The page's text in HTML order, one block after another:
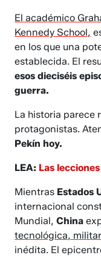
El académico
Kennedy School,
en los que una
establecida. El
esos dieciséis
guerra.
La historia parece
protagonistas.
Pekín hoy.
LEA: Las
Mientras Estados
internacional
Mundial,China
tecnológica,
inédita. El